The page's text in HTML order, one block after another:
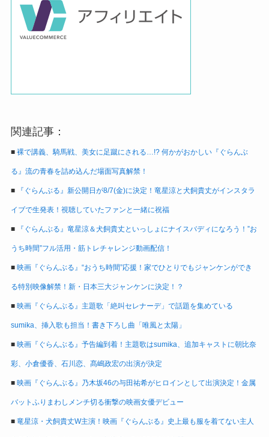
関連記事：
■ 裸で講義、騎馬戦、美女に足蹴にされる…!? 何かがおかしい『ぐらんぶ
る』流の青春を詰め込んだ場面写真解禁！
■ 『ぐらんぶる』新公開日が8/7(金)に決定！竜星涼と犬飼貴丈がインスタラ
イブで生発表！視聴していたファンと一緒に祝福
■ 『ぐらんぶる』竜星涼＆犬飼貴丈といっしょにナイスバディになろう！”お
うち時間”フル活用・筋トレチャレンジ動画配信！
■ 映画『ぐらんぶる』“おうち時間”応援！家でひとりでもジャンケンができ
る特別映像解禁！新・日本三大ジャンケンに決定！？
■ 映画『ぐらんぶる』主題歌「絶叫セレナーデ」で話題を集めている
sumika、挿入歌も担当！書き下ろし曲「唯風と太陽」
■ 映画『ぐらんぶる』予告編到着！主題歌はsumika、追加キャストに朝比奈
彩、小倉優香、石川恋、髙嶋政宏の出演が決定
■ 映画『ぐらんぶる』乃木坂46の与田祐希がヒロインとして出演決定！金属
バットふりまわしメンチ切る衝撃の映画女優デビュー
■ 竜星涼・犬飼貴丈W主演！映画『ぐらんぶる』史上最も服を着てない主人